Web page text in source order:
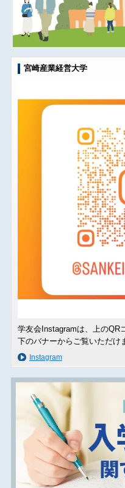
宮崎産業経営大学
学友会Instagramは、上のQR
下のバナーからご覧いただけ
Instagram